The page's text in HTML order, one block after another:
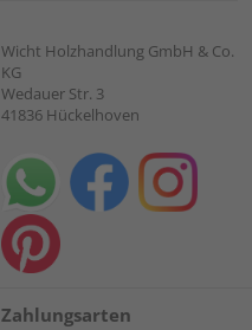
Wicht Holzhandlung GmbH & Co.
KG
Wedauer Str. 3
41836 Hückelhoven
Zahlungsarten